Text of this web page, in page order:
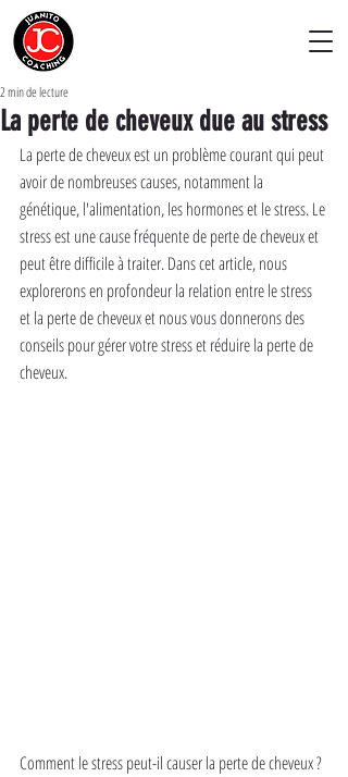
La perte de cheveux due au stress
2 min de lecture
La perte de cheveux est un problème courant qui peut
avoir de nombreuses causes, notamment la
génétique, l'alimentation, les hormones et le stress. Le
stress est une cause fréquente de perte de cheveux et
peut être difficile à traiter. Dans cet article, nous
explorerons en profondeur la relation entre le stress
et la perte de cheveux et nous vous donnerons des
conseils pour gérer votre stress et réduire la perte de
cheveux.
Comment le stress peut-il causer la perte de cheveux ?